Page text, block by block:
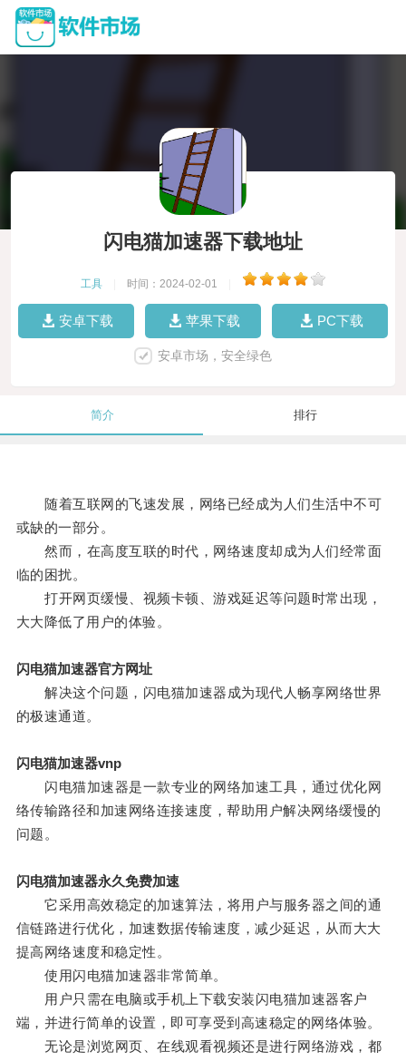
闪电猫加速器下载地址
工具 时间：2024-02-01
安卓下载 苹果下载 PC下载
安卓市场，安全绿色
简介 排行
随着互联网的飞速发展，网络已经成为人们生活中不可
或缺的一部分。
然而，在高度互联的时代，网络速度却成为人们经常面
临的困扰。
打开网页缓慢、视频卡顿、游戏延迟等问题时常出现，
大大降低了用户的体验。
闪电猫加速器官方网址
解决这个问题，闪电猫加速器成为现代人畅享网络世界
的极速通道。
闪电猫加速器vnp
闪电猫加速器是一款专业的网络加速工具，通过优化网
络传输路径和加速网络连接速度，帮助用户解决网络缓慢的
问题。
闪电猫加速器永久免费加速
它采用高效稳定的加速算法，将用户与服务器之间的通
信链路进行优化，加速数据传输速度，减少延迟，从而大大
提高网络速度和稳定性。
使用闪电猫加速器非常简单。
用户只需在电脑或手机上下载安装闪电猫加速器客户
端，并进行简单的设置，即可享受到高速稳定的网络体验。
无论是浏览网页、在线观看视频还是进行网络游戏，都